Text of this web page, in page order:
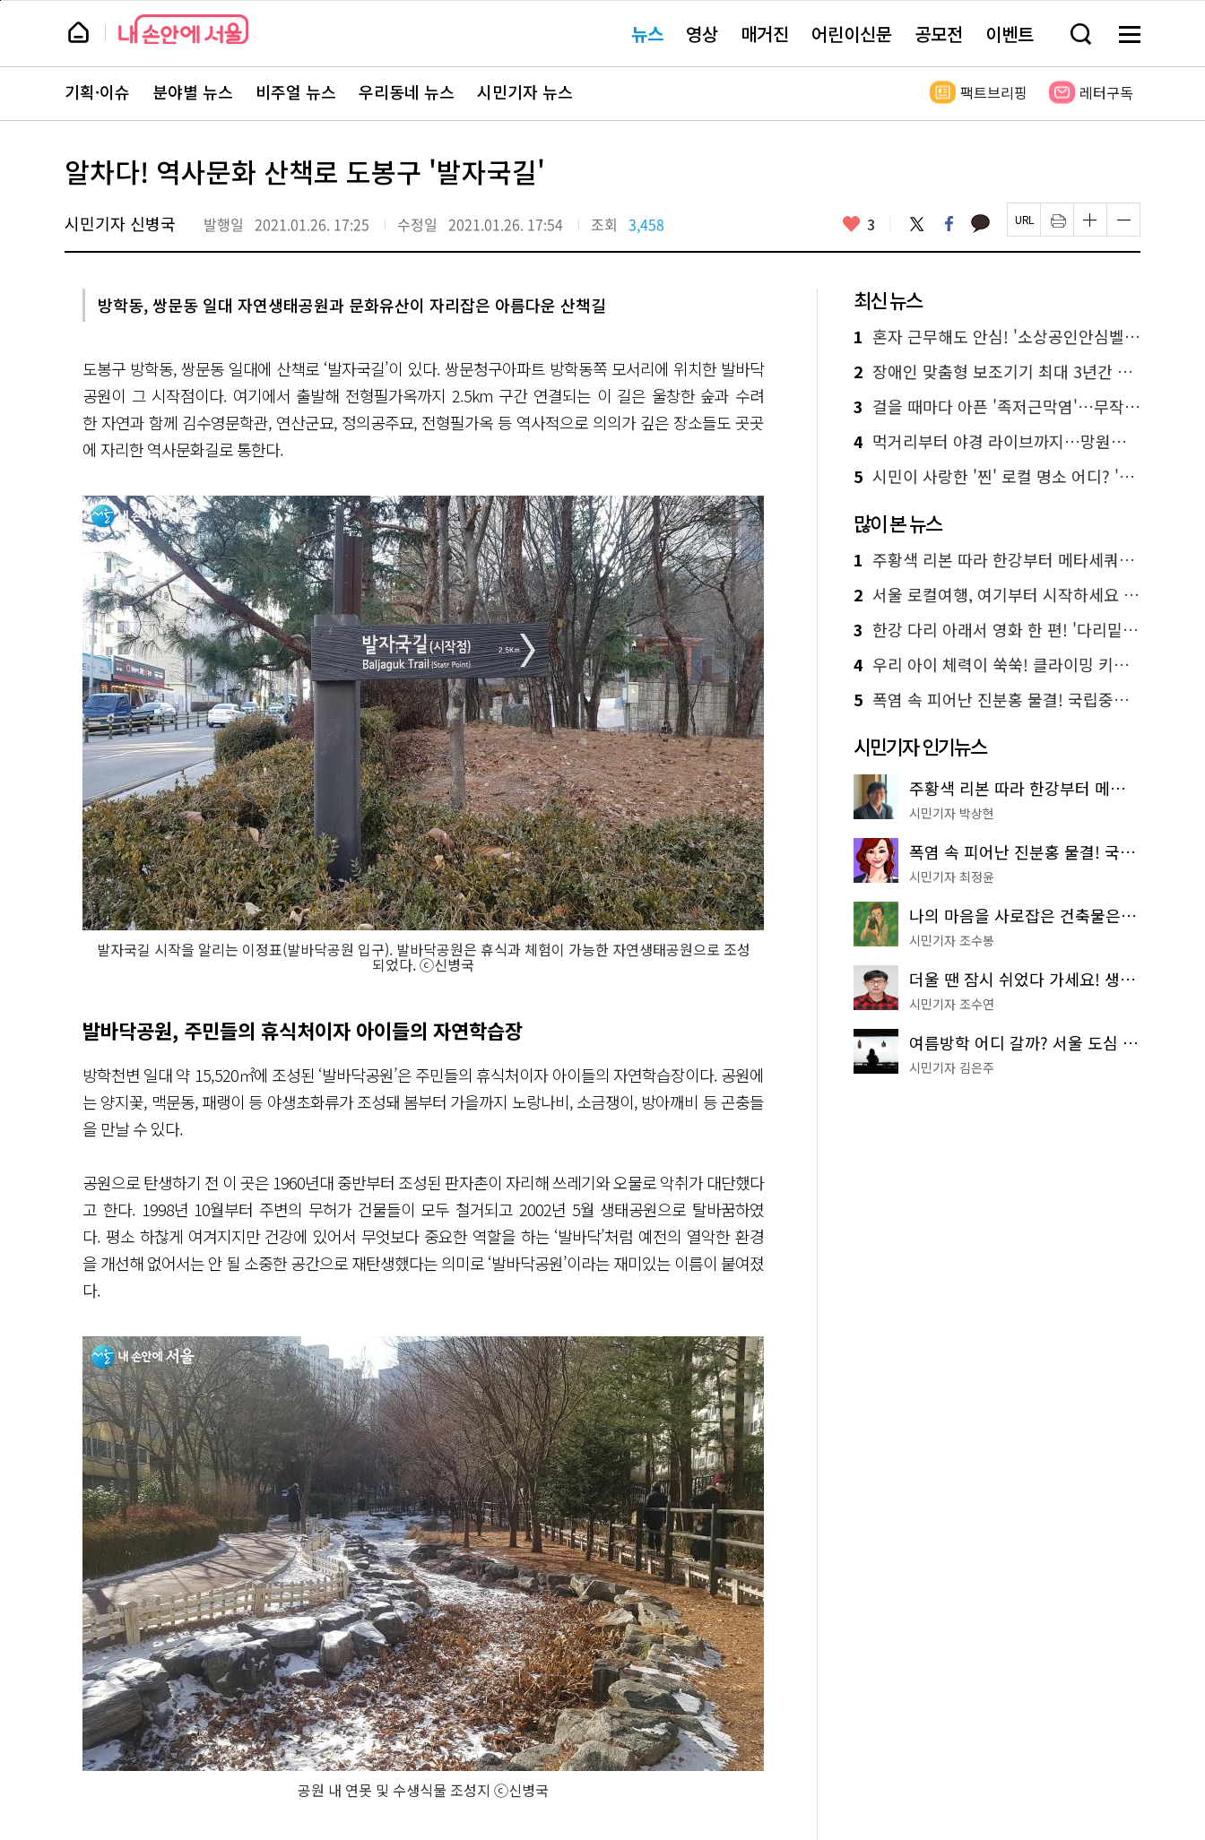
본
뉴
스 요뉴스 영상 매거진 어린이신문 공모전 이벤트 검
창
기
메
전
보
뉴
스
주
서
바
로
기획·이슈 분야별 뉴스 비주얼 뉴스 우리동네 뉴스 시민기자 뉴스 팩트브리핑 레터구독
알차다! 역사문화 산책로 도봉구 '발자국길'
시민기자 신병국 발행일 2021.01.26. 17:25 수정일 2021.01.26. 17:54 조회 3,458 좋
요
3 트
위
터
페
이
스
카
카 페
이
지
인
쇄
하
글
자
크
하
기
글
자
크
하
기
방학동, 쌍문동 일대 자연생태공원과 문화유산이 자리잡은 아름다운 산책길
도봉구 방학동, 쌍문동 일대에 산책로 ‘발자국길’이 있다. 쌍문청구아파트 방학동쪽 모서리에 위치한 발바닥
공원이 그 시작점이다. 여기에서 출발해 전형필가옥까지 2.5km 구간 연결되는 이 길은 울창한 숲과 수려
한 자연과 함께 김수영문학관, 연산군묘, 정의공주묘, 전형필가옥 등 역사적으로 의의가 깊은 장소들도 곳곳
에 자리한 역사문화길로 통한다.
발자국길 시작을 알리는 이정표(발바닥공원 입구). 발바닥공원은 휴식과 체험이 가능한 자연생태공원으로 조성
되었다. ⓒ신병국
발바닥공원, 주민들의 휴식처이자 아이들의 자연학습장
방학천변 일대 약 15,520㎡에 조성된 ‘발바닥공원’은 주민들의 휴식처이자 아이들의 자연학습장이다. 공원에
는 양지꽃, 맥문동, 패랭이 등 야생초화류가 조성돼 봄부터 가을까지 노랑나비, 소금쟁이, 방아깨비 등 곤충들
을 만날 수 있다.
공원으로 탄생하기 전 이 곳은 1960년대 중반부터 조성된 판자촌이 자리해 쓰레기와 오물로 악취가 대단했다
고 한다. 1998년 10월부터 주변의 무허가 건물들이 모두 철거되고 2002년 5월 생태공원으로 탈바꿈하였
다. 평소 하찮게 여겨지지만 건강에 있어서 무엇보다 중요한 역할을 하는 ‘발바닥’처럼 예전의 열악한 환경
을 개선해 없어서는 안 될 소중한 공간으로 재탄생했다는 의미로 ‘발바닥공원’이라는 재미있는 이름이 붙여졌
다.
공원 내 연못 및 수생식물 조성지 ⓒ신병국
최신 뉴스
1 혼자 근무해도 안심! '소상공인안심벨' 신청하세요
2 장애인 맞춤형 보조기기 최대 3년간 무상 대여…삶의 질 높인다
3 걸을 때마다 아픈 '족저근막염'…무작정 참지 말고 '이것' 해보세요!
4 먹거리부터 야경 라이브까지…망원한강공원 알짜 코스
5 시민이 사랑한 '찐' 로컬 명소 어디? '서울에디션25' 추천 코스
많이 본 뉴스
1 주황색 리본 따라 한강부터 메타세쿼이아 숲길까지…서울둘레길 15코스
2 서울 로컬여행, 여기부터 시작하세요 '서울에디션25'
3 한강 다리 아래서 영화 한 편! '다리밑 영화관' 무료 상영
4 우리 아이 체력이 쑥쑥! 클라이밍 키즈카페·어린이 체력장
5 폭염 속 피어난 진분홍 물결! 국립중앙박물관 배롱나무 명소
시민기자 인기뉴스
주황색 리본 따라 한강부터 메타세쿼이아 숲길까지…서울둘레길 15코스
시민기자 박상현
폭염 속 피어난 진분홍 물결! 국립중앙박물관 배롱나무 명소
시민기자 최정윤
나의 마음을 사로잡은 건축물은? '서울시 건축상' 수상작 공개!
시민기자 조수봉
더울 땐 잠시 쉬었다 가세요! 생수 냉장고부터 해피소·무더위쉼터까지
시민기자 조수연
여름방학 어디 갈까? 서울 도심 무료 실내 여행 코스 추천
시민기자 김은주
페